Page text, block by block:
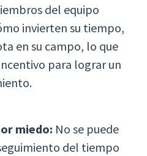
del equipo
invierten su tiempo,
en su campo, lo que
para lograr un
miedo: No se puede
del tiempo